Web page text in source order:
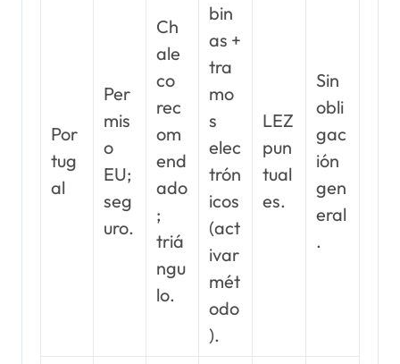
Por
tug
al
Per
mis
o
EU;
seg
uro.
Ch
ale
co
rec
om
end
ado
;
triá
ngu
lo.
bin
as +
tra
mo
s
elec
trón
icos
(act
ivar
mét
odo
).
LEZ
pun
tual
es.
Sin
obli
gac
ión
gen
eral
.